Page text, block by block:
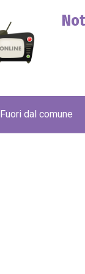
Fuori dal comune